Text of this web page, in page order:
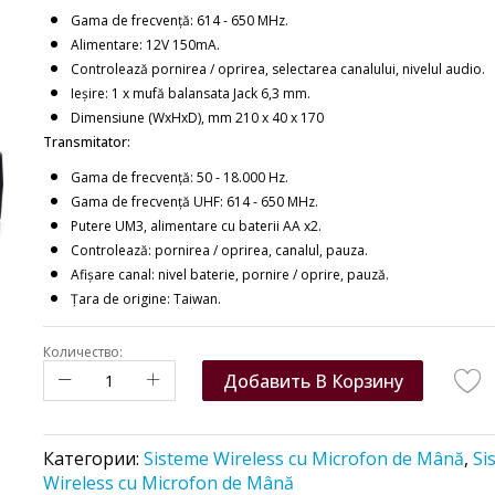
Gama de frecvență: 614 - 650 MHz.
Alimentare: 12V 150mA.
Controlează pornirea / oprirea, selectarea canalului, nivelul audio.
Ieșire: 1 x mufă balansata Jack 6,3 mm.
Dimensiune (WxHxD), mm 210 x 40 x 170
Transmitator:
Gama de frecvență: 50 - 18.000 Hz.
Gama de frecvență UHF: 614 - 650 MHz.
Putere UM3, alimentare cu baterii AA x2.
Controlează: pornirea / oprirea, canalul, pauza.
Afișare canal: nivel baterie, pornire / oprire, pauză.
Țara de origine: Taiwan.
Количество:
Добавить В Корзину
Категории: Sisteme Wireless cu Microfon de Mână,
Wireless cu Microfon de Mână